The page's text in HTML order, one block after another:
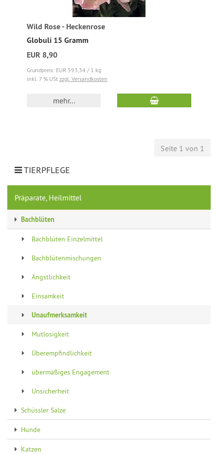
Wild Rose - Heckenrose
Globuli 15 Gramm
EUR 8,90
Grundpreis: EUR 593,34 / 1 kg
inkl. 7 % USt zzgl. Versandkosten
mehr...
Seite 1 von 1
TIERPFLEGE
Präparate, Heilmittel
Bachblüten
Bachblüten Einzelmittel
Bachblütenmischungen
Ängstlichkeit
Einsamkeit
Unaufmerksamkeit
Mutlosigkeit
Überempfindlichkeit
übermäßiges Engagement
Unsicherheit
Schüssler Salze
Hunde
Katzen